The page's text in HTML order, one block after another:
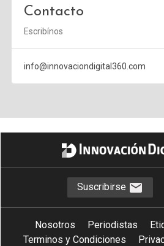
Contacto
Escribínos
info@innovaciondigital360.com
Suscribirse
Nosotros Periodistas
Terminos y Condiciones